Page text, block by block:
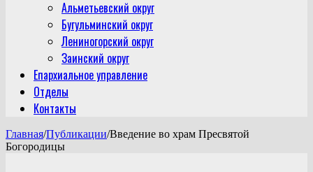
Альметьевский округ
Бугульминский округ
Лениногорский округ
Заинский округ
Епархиальное управление
Отделы
Контакты
Главная/Публикации/Введение во храм Пресвятой
Богородицы